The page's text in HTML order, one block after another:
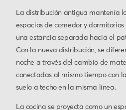
La distribución antigua mantenía
espacios de comedor y
una estancia separada hacia el
Con la nueva distribución, se
noche a través del cambio de
conectadas al mismo tiempo con
suelo a techo en la misma línea.
La cocina se proyecta como un